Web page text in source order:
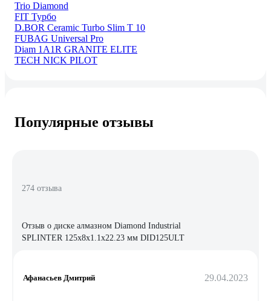
Trio Diamond
FIT Турбо
D.BOR Ceramic Turbo Slim T 10
FUBAG Universal Pro
Diam 1A1R GRANITE ELITE
TECH NICK PILOT
Популярные отзывы
274 отзыва
Отзыв о диске алмазном Diamond Industrial
SPLINTER 125x8x1.1x22.23 мм DID125ULT
Афанасьев Дмитрий 29.04.2023